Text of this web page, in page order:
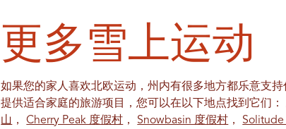
更多雪上运动
如果您的家人喜欢北欧运动，州内有很多地方都乐意支
提供适合家庭的旅游项目，您可以在以下地点找到它们：
山 ，Cherry Peak 度假村 ， Snowbasin 度假村 ，